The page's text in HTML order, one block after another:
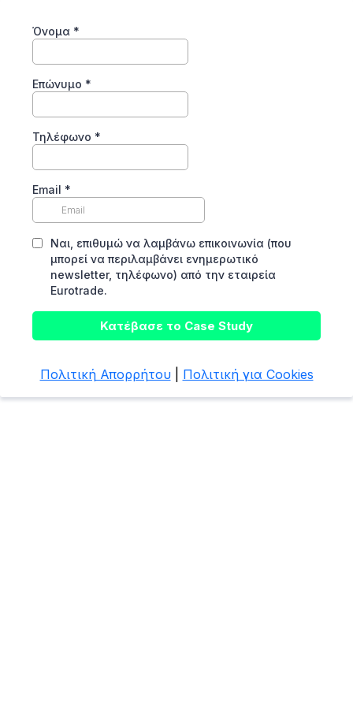
Όνομα *
Επώνυμο *
Τηλέφωνο *
Email *
Ναι, επιθυμώ να λαμβάνω επικοινωνία (που
μπορεί να περιλαμβάνει ενημερωτικό
newsletter, τηλέφωνο) από την εταιρεία
Eurotrade.
Κατέβασε το Case Study
Πολιτική Απορρήτου| Πολιτική για Cookies